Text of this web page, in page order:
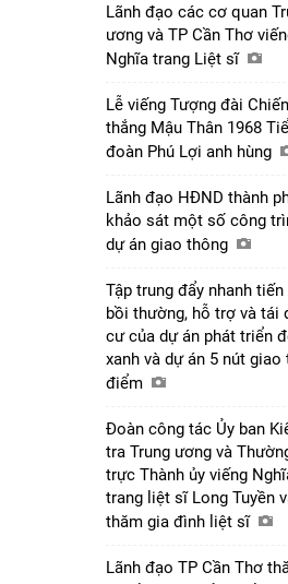
Lãnh đạo các cơ quan
ương và TP Cần Thơ
Nghĩa trang Liệt sĩ
Lễ viếng Tượng đài Chiến
thắng Mậu Thân 1968
đoàn Phú Lợi anh hùng
Lãnh đạo HĐND thành
khảo sát một số công
dự án giao thông
Tập trung đẩy nhanh tiến
bồi thường, hỗ trợ và tái
cư của dự án phát triển
xanh và dự án 5 nút giao
điểm
Đoàn công tác Ủy ban
tra Trung ương và
trực Thành ủy viếng
trang liệt sĩ Long Tuyền
thăm gia đình liệt sĩ
Lãnh đạo TP Cần Thơ